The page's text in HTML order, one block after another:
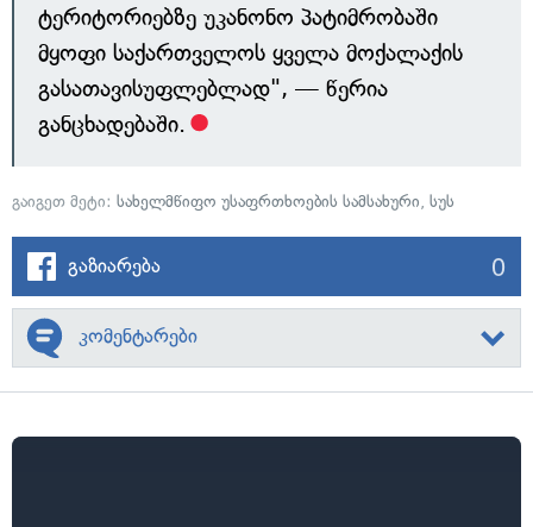
ტერიტორიებზე უკანონო პატიმრობაში
მყოფი საქართველოს ყველა მოქალაქის
გასათავისუფლებლად", — წერია
განცხადებაში.
გაიგეთ მეტი: სახელმწიფო უსაფრთხოების სამსახური, სუს
გაზიარება 0
კომენტარები